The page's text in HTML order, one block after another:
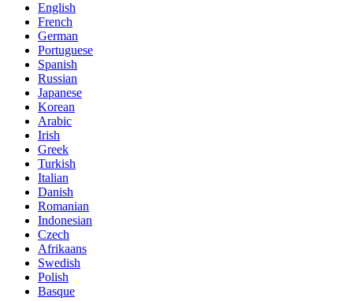
English
French
German
Portuguese
Spanish
Russian
Japanese
Korean
Arabic
Irish
Greek
Turkish
Italian
Danish
Romanian
Indonesian
Czech
Afrikaans
Swedish
Polish
Basque